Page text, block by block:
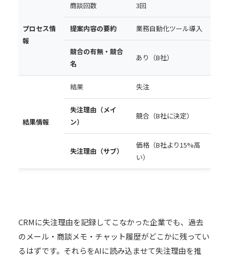
プロセス情
報
商談回数 3回
提案内容の要約 業務自動化ツール導入
競合の有無・競合
名
あり（B社）
結果情報
結果 失注
失注理由（メイ
ン）
競合（B社に決定）
失注理由（サブ）
価格（B社より15%高
い）
CRMに失注理由を記録してこなかった企業でも、過去
のメール・商談メモ・チャット履歴がどこかに残ってい
るはずです。それらをAIに読み込ませて失注理由を推